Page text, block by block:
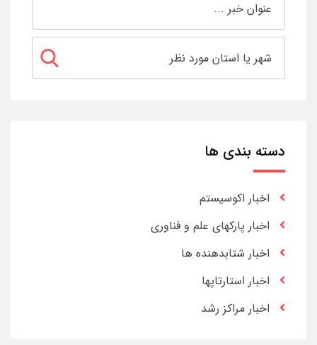
دسته بندی ها
اخبار اکوسیستم
اخبار پارکهای علم و فناوری
اخبار شتابدهنده ها
اخبار استارتاپها
اخبار مراکز رشد